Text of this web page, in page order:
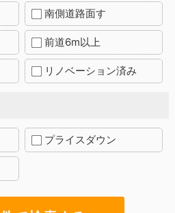
南側道路面す
前道6m以上
リノベーション済み
プライスダウン